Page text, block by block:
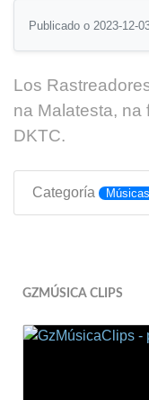
Publicado o 2023-12-
Los
na Malatesta, na
DKTC.
Categoría
GZMÚSICA CLIPS